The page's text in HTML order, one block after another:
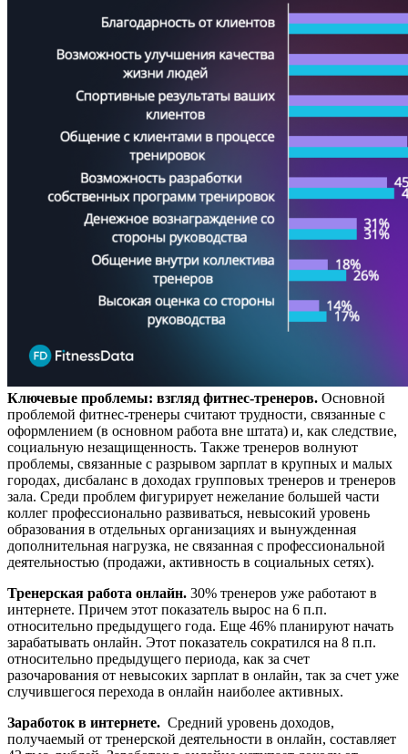
Ключевые проблемы: взгляд фитнес-тренеров. Основной
проблемой фитнес-тренеры считают трудности, связанные с
оформлением (в основном работа вне штата) и, как следствие,
социальную незащищенность. Также тренеров волнуют
проблемы, связанные с разрывом зарплат в крупных и малых
городах, дисбаланс в доходах групповых тренеров и тренеров
зала. Среди проблем фигурирует нежелание большей части
коллег профессионально развиваться, невысокий уровень
образования в отдельных организациях и вынужденная
дополнительная нагрузка, не связанная с профессиональной
деятельностью (продажи, активность в социальных сетях).
Тренерская работа онлайн. 30% тренеров уже работают в
интернете. Причем этот показатель вырос на 6 п.п.
относительно предыдущего года. Еще 46% планируют начать
зарабатывать онлайн. Этот показатель сократился на 8 п.п.
относительно предыдущего периода, как за счет
разочарования от невысоких зарплат в онлайн, так за счет уже
случившегося перехода в онлайн наиболее активных.
Заработок в интернете. Средний уровень доходов,
получаемый от тренерской деятельности в онлайн, составляет